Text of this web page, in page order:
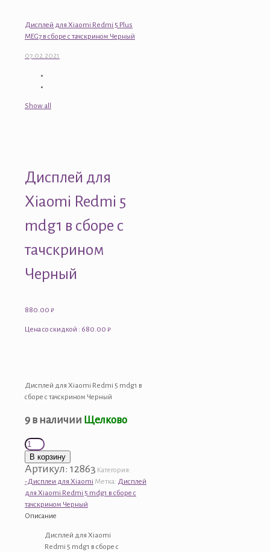
Дисплей для Xiaomi Redmi 5 Plus
MEG7 в сборе с тачскрином Черный
07.02.2021
Show all
Дисплей для
Xiaomi Redmi 5
mdg1 в сборе с
тачскрином
Черный
880.00 ₽
Цена со скидкой : 680.00 ₽
Дисплей для Xiaomi Redmi 5 mdg1 в
сборе с тачскрином Черный
9 в наличии Щелково
Количество
товара
Дисплей
для
Xiaomi
5
В корзину
Артикул: 12863 Категория:
-Дисплеи для Xiaomi Метка: Дисплей
для Xiaomi Redmi 5 mdg1 в сборе с
тачскрином Черный
Описание
Дисплей для Xiaomi
Redmi 5 mdg1 в сборе с